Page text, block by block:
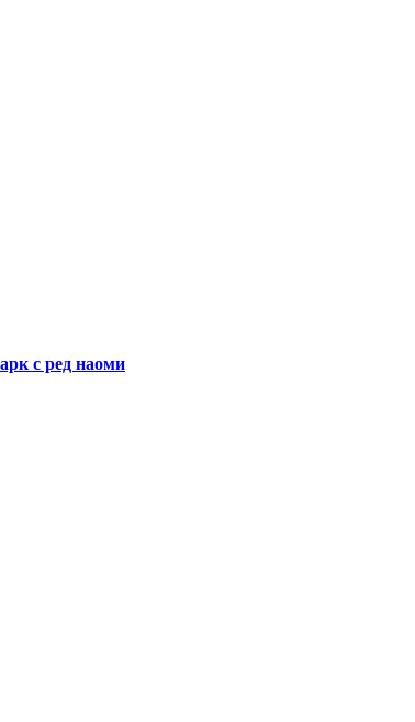
с ред наоми